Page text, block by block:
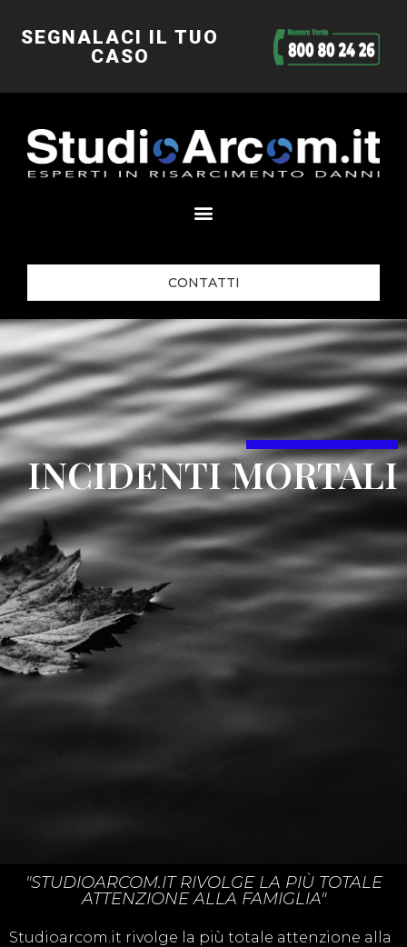
SEGNALACI IL TUO
CASO
CONTATTI
INCIDENTI MORTALI
"STUDIOARCOM.IT RIVOLGE LA PIÙ TOTALE
ATTENZIONE ALLA FAMIGLIA"
Studioarcom.it rivolge la più totale attenzione alla